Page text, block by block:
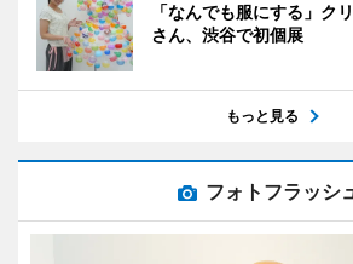
「なんでも服にする」ク
さん、渋谷で初個展
もっと見る
フォトフラッシ